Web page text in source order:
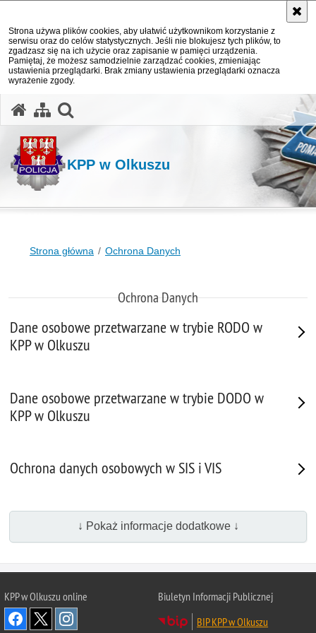
Strona używa plików cookies, aby ułatwić użytkownikom korzystanie z
serwisu oraz do celów statystycznych. Jeśli nie blokujesz tych plików, to
zgadzasz się na ich użycie oraz zapisanie w pamięci urządzenia.
Pamiętaj, że możesz samodzielnie zarządzać cookies, zmieniając
ustawienia przeglądarki. Brak zmiany ustawienia przeglądarki oznacza
wyrażenie zgody.
KPP w Olkuszu
Strona główna Ochrona Danych
Ochrona Danych
Dane osobowe przetwarzane w trybie RODO w
KPP w Olkuszu
Dane osobowe przetwarzane w trybie DODO w
KPP w Olkuszu
Ochrona danych osobowych w SIS i VIS
↓ Pokaż informacje dodatkowe ↓
KPP w Olkuszu online
Biuletyn Informacji Publicznej
BIP KPP w Olkuszu